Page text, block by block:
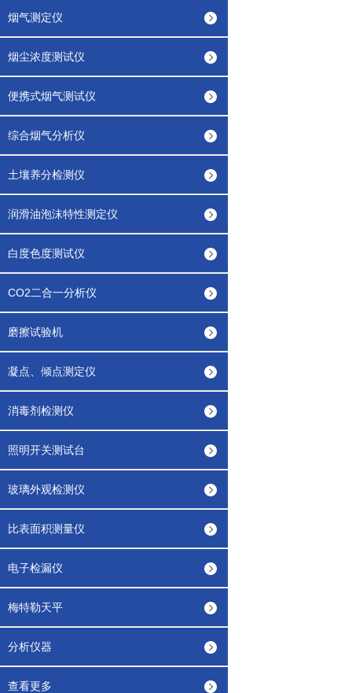
烟气测定仪
烟尘浓度测试仪
便携式烟气测试仪
综合烟气分析仪
土壤养分检测仪
润滑油泡沫特性测定仪
白度色度测试仪
CO2二合一分析仪
磨擦试验机
凝点、倾点测定仪
消毒剂检测仪
照明开关测试台
玻璃外观检测仪
比表面积测量仪
电子检漏仪
梅特勒天平
分析仪器
查看更多